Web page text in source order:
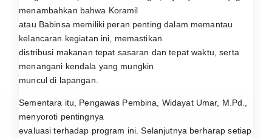
menambahkan bahwa Koramil
atau Babinsa memiliki peran penting dalam memantau
kelancaran kegiatan ini, memastikan
distribusi makanan tepat sasaran dan tepat waktu, serta
menangani kendala yang mungkin
muncul di lapangan.
Sementara itu, Pengawas Pembina, Widayat Umar, M.Pd.,
menyoroti pentingnya
evaluasi terhadap program ini. Selanjutnya berharap setiap